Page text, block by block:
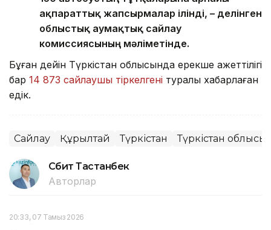
ақпараттық жапсырмалар ілінді, – делінген
облыстық аумақтық сайлау
комиссиясының мәліметінде.
Бұған дейін Түркістан облысында ерекше қажеттілігі
бар 14 873 сайлаушы тіркелгені туралы хабарлаған
едік.
Сайлау Құрылтай Түркістан Түркістан облысы
Сәбит Тастанбек
Авторлар
20:33, 07 Тамыз 2026